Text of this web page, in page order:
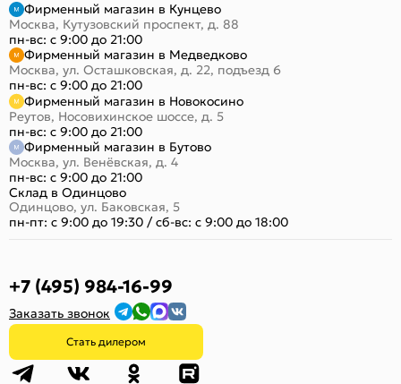
Фирменный магазин в Кунцево
Москва, Кутузовский проспект, д. 88
пн-вс: с 9:00 до 21:00
Фирменный магазин в Медведково
Москва, ул. Осташковская, д. 22, подъезд 6
пн-вс: с 9:00 до 21:00
Фирменный магазин в Новокосино
Реутов, Носовихинское шоссе, д. 5
пн-вс: с 9:00 до 21:00
Фирменный магазин в Бутово
Москва, ул. Венёвская, д. 4
пн-вс: с 9:00 до 21:00
Склад в Одинцово
Одинцово, ул. Баковская, 5
пн-пт: с 9:00 до 19:30 /сб-вс: с 9:00 до 18:00
+7 (495) 984-16-99
Заказать звонок
Стать дилером